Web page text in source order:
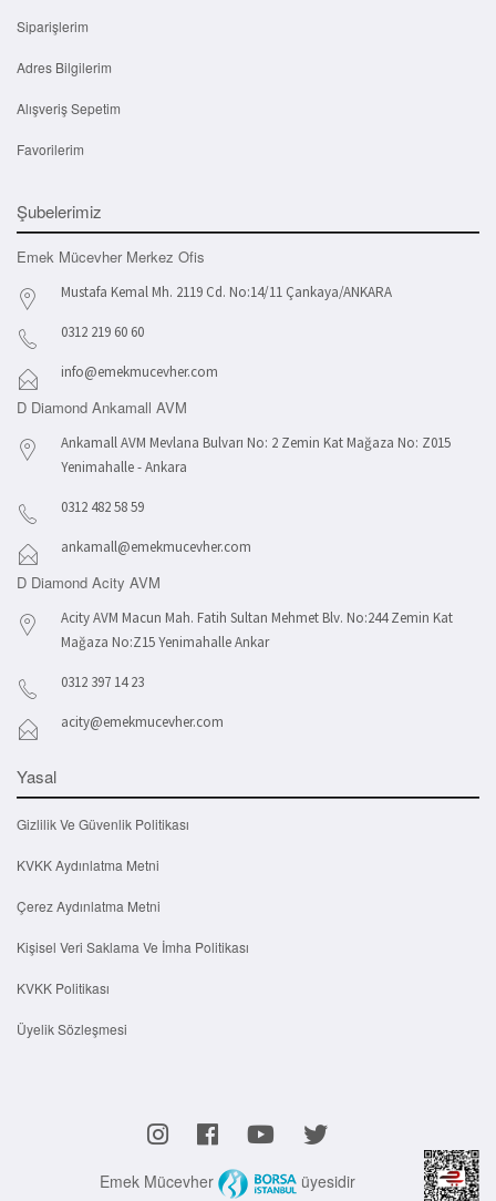
Siparişlerim
Adres Bilgilerim
Alışveriş Sepetim
Favorilerim
Şubelerimiz
Emek Mücevher Merkez Ofis
Mustafa Kemal Mh. 2119 Cd. No:14/11 Çankaya/ANKARA
0312 219 60 60
info@emekmucevher.com
D Diamond Ankamall AVM
Ankamall AVM Mevlana Bulvarı No: 2 Zemin Kat Mağaza No: Z015
Yenimahalle - Ankara
0312 482 58 59
ankamall@emekmucevher.com
D Diamond Acity AVM
Acity AVM Macun Mah. Fatih Sultan Mehmet Blv. No:244 Zemin Kat
Mağaza No:Z15 Yenimahalle Ankar
0312 397 14 23
acity@emekmucevher.com
Yasal
Gizlilik Ve Güvenlik Politikası
KVKK Aydınlatma Metni
Çerez Aydınlatma Metni
Kişisel Veri Saklama Ve İmha Politikası
KVKK Politikası
Üyelik Sözleşmesi
Emek Mücevher üyesidir